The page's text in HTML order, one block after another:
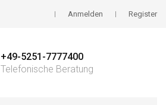
Anmelden Register
+49-5251-7777400
Telefonische Beratung